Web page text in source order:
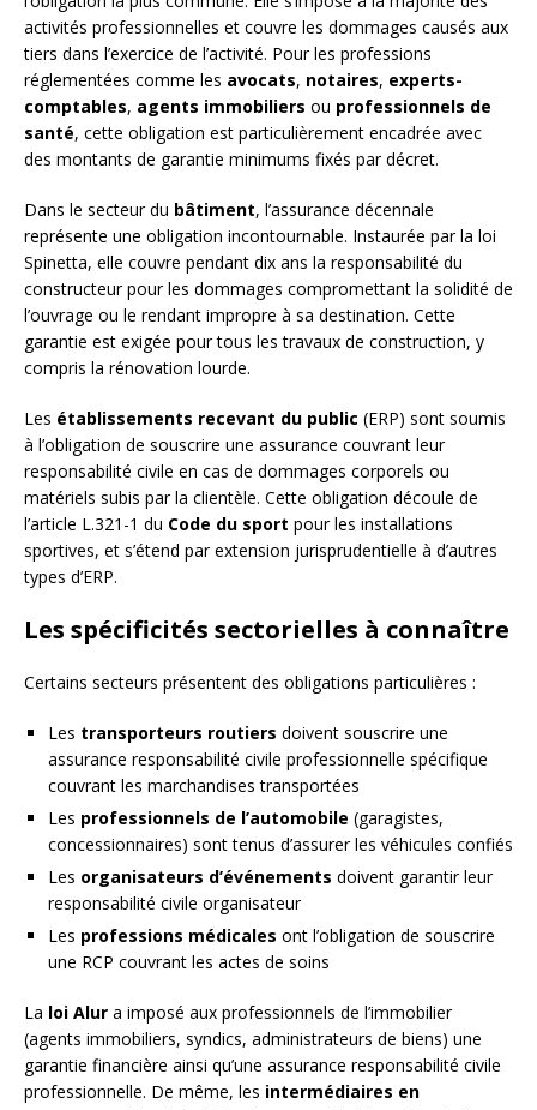
activités professionnelles et couvre les dommages causés aux
tiers dans l’exercice de l’activité. Pour les professions
réglementées comme les avocats, notaires, experts-
comptables, agents immobiliers ou professionnels de
santé, cette obligation est particulièrement encadrée avec
des montants de garantie minimums fixés par décret.
Dans le secteur du bâtiment, l’assurance décennale
représente une obligation incontournable. Instaurée par la loi
Spinetta, elle couvre pendant dix ans la responsabilité du
constructeur pour les dommages compromettant la solidité de
l’ouvrage ou le rendant impropre à sa destination. Cette
garantie est exigée pour tous les travaux de construction, y
compris la rénovation lourde.
Les établissements recevant du public (ERP) sont soumis
à l’obligation de souscrire une assurance couvrant leur
responsabilité civile en cas de dommages corporels ou
matériels subis par la clientèle. Cette obligation découle de
l’article L.321-1 du Code du sport pour les installations
sportives, et s’étend par extension jurisprudentielle à d’autres
types d’ERP.
Les spécificités sectorielles à connaître
Certains secteurs présentent des obligations particulières :
Les transporteurs routiers doivent souscrire une
assurance responsabilité civile professionnelle spécifique
couvrant les marchandises transportées
Les professionnels de l’automobile (garagistes,
concessionnaires) sont tenus d’assurer les véhicules confiés
Les organisateurs d’événements doivent garantir leur
responsabilité civile organisateur
Les professions médicales ont l’obligation de souscrire
une RCP couvrant les actes de soins
La loi Alur a imposé aux professionnels de l’immobilier
(agents immobiliers, syndics, administrateurs de biens) une
garantie financière ainsi qu’une assurance responsabilité civile
professionnelle. De même, les intermédiaires en